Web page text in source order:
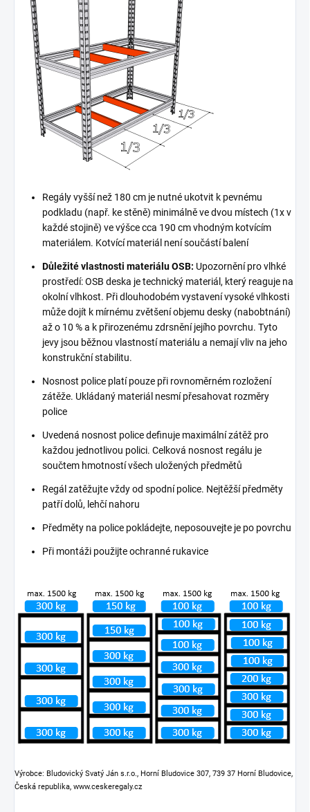
Regály vyšší než 180 cm je nutné ukotvit k pevnému
podkladu (např. ke stěně) minimálně ve dvou místech (1x v
každé stojině) ve výšce cca 190 cm vhodným kotvícím
materiálem. Kotvící materiál není součástí balení
Důležité vlastnosti materiálu OSB: Upozornění pro vlhké
prostředí: OSB deska je technický materiál, který reaguje na
okolní vlhkost. Při dlouhodobém vystavení vysoké vlhkosti
může dojít k mírnému zvětšení objemu desky (nabobtnání)
až o 10 % a k přirozenému zdrsnění jejího povrchu. Tyto
jevy jsou běžnou vlastností materiálu a nemají vliv na jeho
konstrukční stabilitu.
Nosnost police platí pouze při rovnoměrném rozložení
zátěže. Ukládaný materiál nesmí přesahovat rozměry
police
Uvedená nosnost police definuje maximální zátěž pro
každou jednotlivou polici. Celková nosnost regálu je
součtem hmotností všech uložených předmětů
Regál zatěžujte vždy od spodní police. Nejtěžší předměty
patří dolů, lehčí nahoru
Předměty na police pokládejte, neposouvejte je po povrchu
Při montáži použijte ochranné rukavice
Výrobce: Bludovický Svatý Ján s.r.o., Horní Bludovice 307, 739 37 Horní Bludovice,
Česká republika, www.ceskeregaly.cz